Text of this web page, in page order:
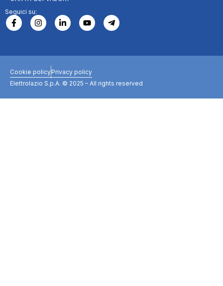
Seguici su:
Cookie policyPrivacy policy
Elettrolazio S.p.A. © 2025 – All rights reserved